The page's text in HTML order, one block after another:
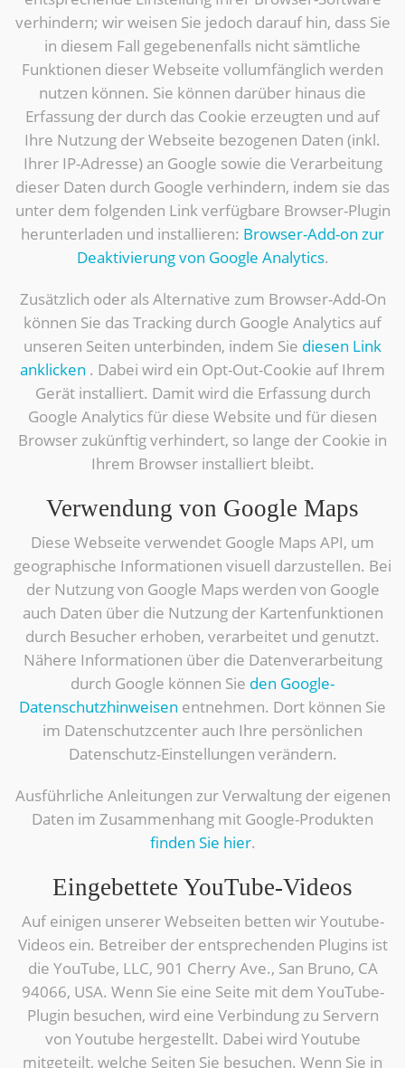
verhindern; wir weisen Sie jedoch darauf hin, dass Sie
in diesem Fall gegebenenfalls nicht sämtliche
Funktionen dieser Webseite vollumfänglich werden
nutzen können. Sie können darüber hinaus die
Erfassung der durch das Cookie erzeugten und auf
Ihre Nutzung der Webseite bezogenen Daten (inkl.
Ihrer IP-Adresse) an Google sowie die Verarbeitung
dieser Daten durch Google verhindern, indem sie das
unter dem folgenden Link verfügbare Browser-Plugin
herunterladen und installieren: Browser-Add-on zur
Deaktivierung von Google Analytics.
Zusätzlich oder als Alternative zum Browser-Add-On
können Sie das Tracking durch Google Analytics auf
unseren Seiten unterbinden, indem Sie diesen Link
anklicken . Dabei wird ein Opt-Out-Cookie auf Ihrem
Gerät installiert. Damit wird die Erfassung durch
Google Analytics für diese Website und für diesen
Browser zukünftig verhindert, so lange der Cookie in
Ihrem Browser installiert bleibt.
Verwendung von Google Maps
Diese Webseite verwendet Google Maps API, um
geographische Informationen visuell darzustellen. Bei
der Nutzung von Google Maps werden von Google
auch Daten über die Nutzung der Kartenfunktionen
durch Besucher erhoben, verarbeitet und genutzt.
Nähere Informationen über die Datenverarbeitung
durch Google können Sie den Google-
Datenschutzhinweisen entnehmen. Dort können Sie
im Datenschutzcenter auch Ihre persönlichen
Datenschutz-Einstellungen verändern.
Ausführliche Anleitungen zur Verwaltung der eigenen
Daten im Zusammenhang mit Google-Produkten
finden Sie hier.
Eingebettete YouTube-Videos
Auf einigen unserer Webseiten betten wir Youtube-
Videos ein. Betreiber der entsprechenden Plugins ist
die YouTube, LLC, 901 Cherry Ave., San Bruno, CA
94066, USA. Wenn Sie eine Seite mit dem YouTube-
Plugin besuchen, wird eine Verbindung zu Servern
von Youtube hergestellt. Dabei wird Youtube
mitgeteilt, welche Seiten Sie besuchen. Wenn Sie in